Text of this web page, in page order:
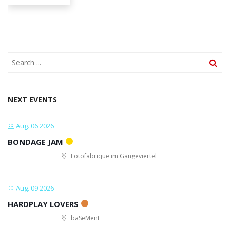
NEXT EVENTS
Aug. 06 2026
BONDAGE JAM
Fotofabrique im Gängeviertel
Aug. 09 2026
HARDPLAY LOVERS
baSeMent